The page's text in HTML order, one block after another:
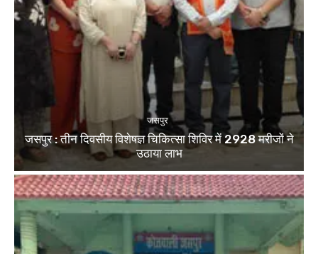
जसपुर
जसपुर : तीन दिवसीय विशेषज्ञ चिकित्सा शिविर में 2928 मरीजों ने
उठाया लाभ